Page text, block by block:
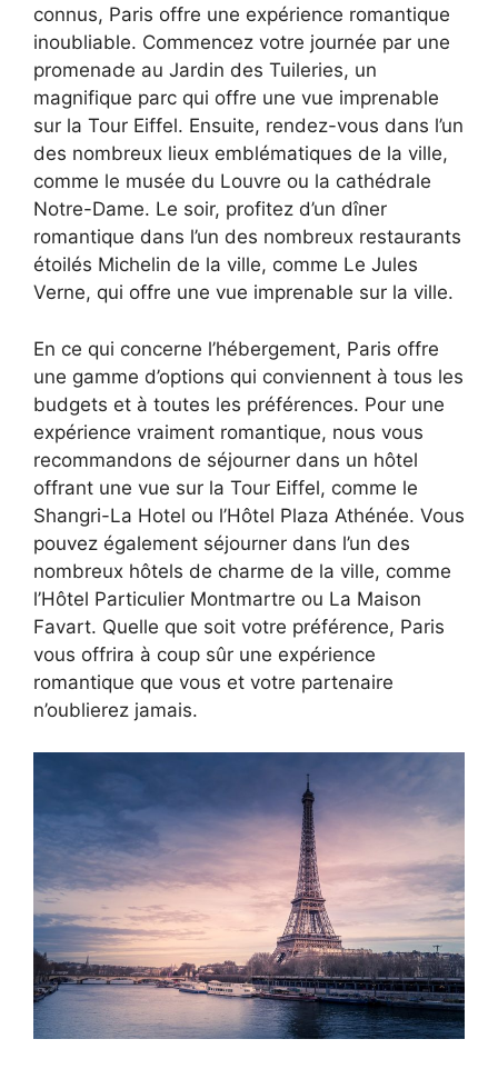
connus, Paris offre une expérience romantique
inoubliable. Commencez votre journée par une
promenade au Jardin des Tuileries, un
magnifique parc qui offre une vue imprenable
sur la Tour Eiffel. Ensuite, rendez-vous dans l’un
des nombreux lieux emblématiques de la ville,
comme le musée du Louvre ou la cathédrale
Notre-Dame. Le soir, profitez d’un dîner
romantique dans l’un des nombreux restaurants
étoilés Michelin de la ville, comme Le Jules
Verne, qui offre une vue imprenable sur la ville.
En ce qui concerne l’hébergement, Paris offre
une gamme d’options qui conviennent à tous les
budgets et à toutes les préférences. Pour une
expérience vraiment romantique, nous vous
recommandons de séjourner dans un hôtel
offrant une vue sur la Tour Eiffel, comme le
Shangri-La Hotel ou l’Hôtel Plaza Athénée. Vous
pouvez également séjourner dans l’un des
nombreux hôtels de charme de la ville, comme
l’Hôtel Particulier Montmartre ou La Maison
Favart. Quelle que soit votre préférence, Paris
vous offrira à coup sûr une expérience
romantique que vous et votre partenaire
n’oublierez jamais.